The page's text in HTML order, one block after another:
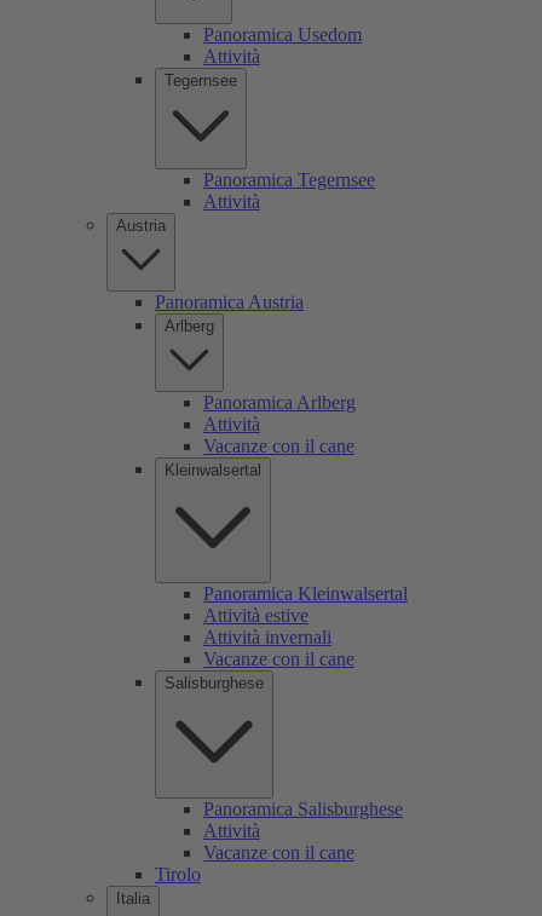
Panoramica Usedom
Attività
Tegernsee
Panoramica Tegernsee
Attività
Austria
Panoramica Austria
Arlberg
Panoramica Arlberg
Attività
Vacanze con il cane
Kleinwalsertal
Panoramica Kleinwalsertal
Attività estive
Attività invernali
Vacanze con il cane
Salisburghese
Panoramica Salisburghese
Attività
Vacanze con il cane
Tirolo
Italia